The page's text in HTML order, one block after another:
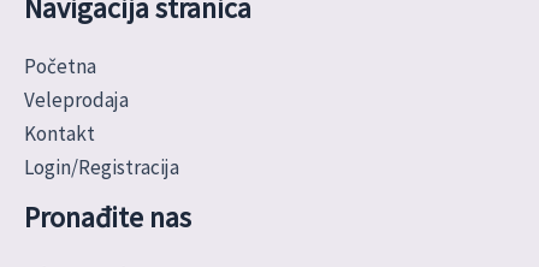
Početna
Veleprodaja
Kontakt
Login/Registracija
Pronađite nas